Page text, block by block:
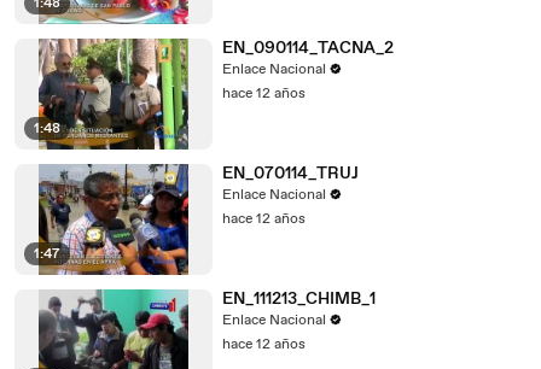
1:48
EN_090114_TACNA_2
Enlace Nacional
hace 12 años
1:47
EN_070114_TRUJ
Enlace Nacional
hace 12 años
EN_111213_CHIMB_1
Enlace Nacional
hace 12 años